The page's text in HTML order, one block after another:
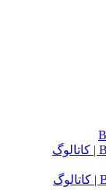
مینی لودر بابکت Bobcat T320 | کاتالوگ
مینی لودر بابکت Bobcat S185 | کاتالوگ